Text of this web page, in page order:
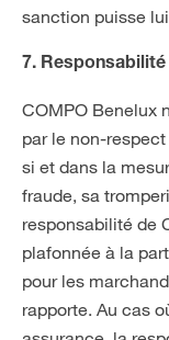
sanction puisse
7.
COMPO Benelux
par le non-
si et dans la
fraude, sa
responsabilité de
plafonnée à la
pour les
rapporte. Au cas